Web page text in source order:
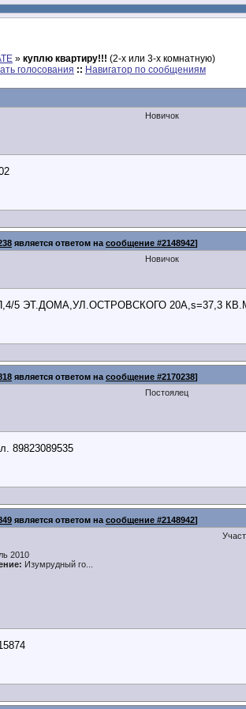
» куплю квартиру!!! (2-х или 3-х комнатную)
голосования :: Навигатор по сообщениям
Новичок
является ответом на сообщение #2148942]
Новичок
20А,s=37,3
является ответом на сообщение #2170238]
Постоялец
89823089535
является ответом на сообщение #2148942]
2010
Изумрудный го...